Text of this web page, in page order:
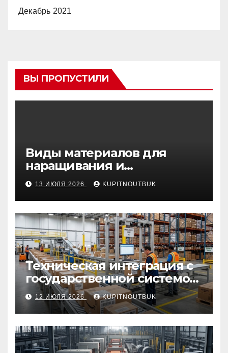
Декабрь 2021
ВЫ ПРОПУСТИЛИ
Виды материалов для
наращивания и
моделирования ногтей
13 ИЮЛЯ 2026 KUPITNOUTBUK
Техническая интеграция с
государственной системой
«Честный знак
12 ИЮЛЯ 2026 KUPITNOUTBUK